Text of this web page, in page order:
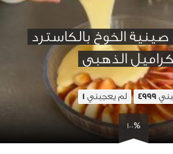
الخوخ بالكاسترد
الذهبى
4999 لم يعجبني 1
100%